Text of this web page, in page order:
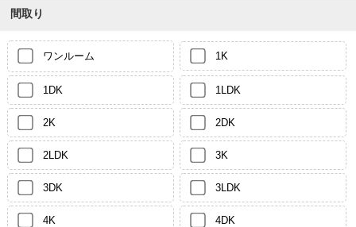
間取り
ワンルーム 1K
1DK 1LDK
2K 2DK
2LDK 3K
3DK 3LDK
4K 4DK